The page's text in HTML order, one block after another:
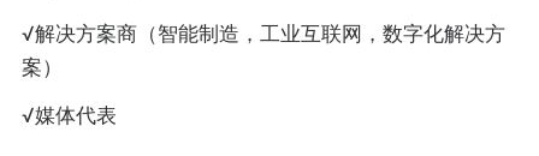
√解决方案商（智能制造，工业互联网，数字化解决方
案）
√媒体代表